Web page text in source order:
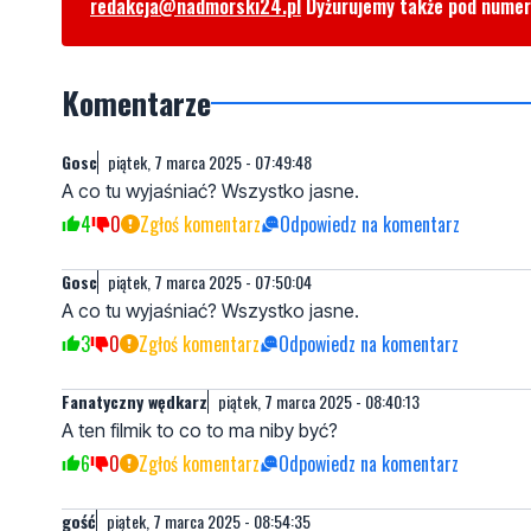
Komentarze
Gosc piątek, 7 marca 2025 - 07:49:48
A co tu wyjaśniać? Wszystko jasne.
4 0 Zgłoś komentarz Odpowiedz na komentarz
Gosc piątek, 7 marca 2025 - 07:50:04
A co tu wyjaśniać? Wszystko jasne.
3 0 Zgłoś komentarz Odpowiedz na komentarz
Fanatyczny wędkarz piątek, 7 marca 2025 - 08:40:13
A ten filmik to co to ma niby być?
6 0 Zgłoś komentarz Odpowiedz na komentarz
gość piątek, 7 marca 2025 - 08:54:35